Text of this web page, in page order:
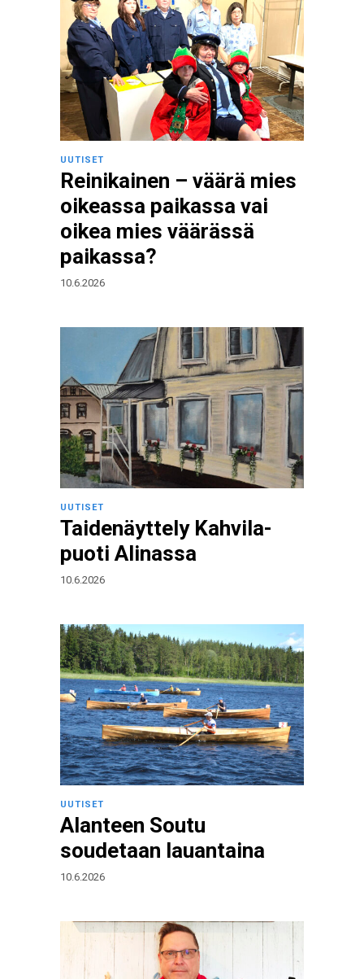
UUTISET
Reinikainen – väärä mies
oikeassa paikassa vai
oikea mies väärässä
paikassa?
10.6.2026
UUTISET
Taidenäyttely Kahvila-
puoti Alinassa
10.6.2026
UUTISET
Alanteen Soutu
soudetaan lauantaina
10.6.2026